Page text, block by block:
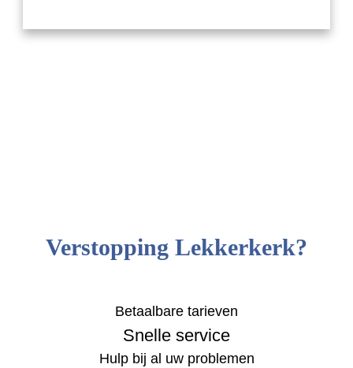
Verstopping Lekkerkerk?
Betaalbare tarieven
Snelle service
Hulp bij al uw problemen